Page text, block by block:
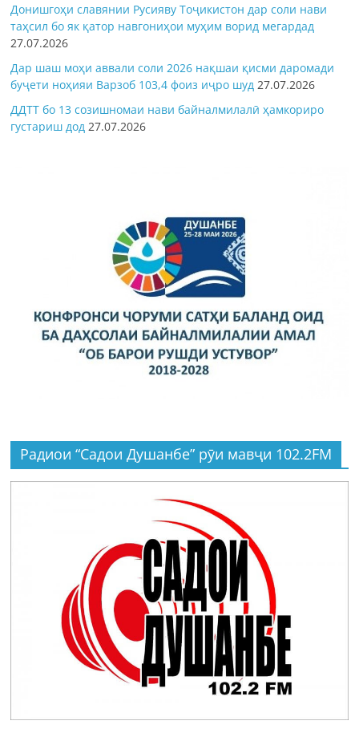
Донишгоҳи славянии Русияву Тоҷикистон дар соли нави
таҳсил бо як қатор навгониҳои муҳим ворид мегардад
27.07.2026
Дар шаш моҳи аввали соли 2026 нақшаи қисми даромади
буҷети ноҳияи Варзоб 103,4 фоиз иҷро шуд 27.07.2026
ДДТТ бо 13 созишномаи нави байналмилалӣ ҳамкориро
густариш дод 27.07.2026
Радиои “Садои Душанбе” рӯи мавҷи 102.2FM